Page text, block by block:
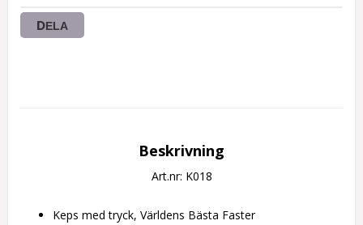
DELA
Beskrivning
Art.nr: K018
Keps med tryck, Världens Bästa Faster